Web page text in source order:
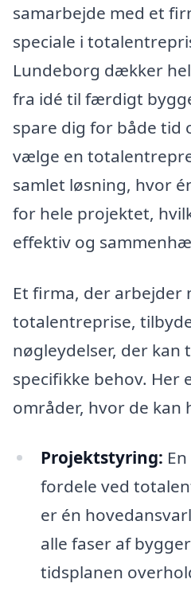
samarbejde med et
speciale i
Lundeborg dækker
fra idé til færdigt
spare dig for både tid
vælge en
samlet løsning, hvor
for hele projektet,
effektiv og
Et firma, der arbejder
totalentreprise,
nøgleydelser, der kan
specifikke behov. Her
områder, hvor de kan
Projektstyring:
fordele ved
er én
alle faser af
tidsplanen